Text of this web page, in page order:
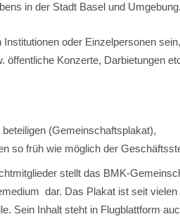
in der Stadt Basel und Umgebung.
oder Einzelpersonen
öffentliche Konzerte, Darbietungen
(Gemeinschaftsplakat),
so früh wie möglich der
stellt das BMK-
dar. Das Plakat ist seit
Sein Inhalt steht in Flugblattform